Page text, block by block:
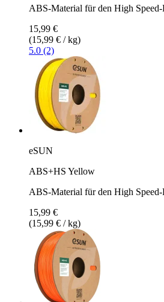
ABS-Material für den High
15,99 €
(15,99 € / kg)
5.0 (2)
eSUN
ABS+HS Yellow
ABS-Material für den High
15,99 €
(15,99 € / kg)